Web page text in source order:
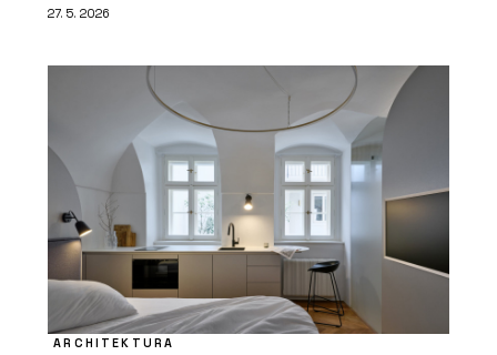
27. 5. 2026
ARCHITEKTURA